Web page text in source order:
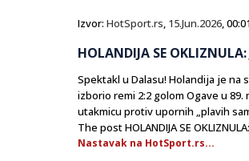
Izvor: HotSport.rs, 15.Jun.2026, 00:01
HOLANDIJA SE
Spektakl u Dalasu! Holandija je na
izborio remi 2:2 golom Ogave u
utakmicu protiv upornih „plavih
The post HOLANDIJA SE OKLIZNULA:
Nastavak na HotSport.rs...